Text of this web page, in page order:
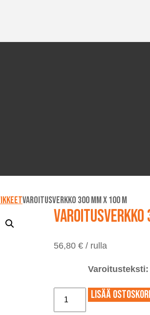
Varoitusverkko 300 mm x 100 m
Varoitusverkko
56,80 € / rulla
Varoitusteksti:
Varoitusverkko
300
mm
Lisää